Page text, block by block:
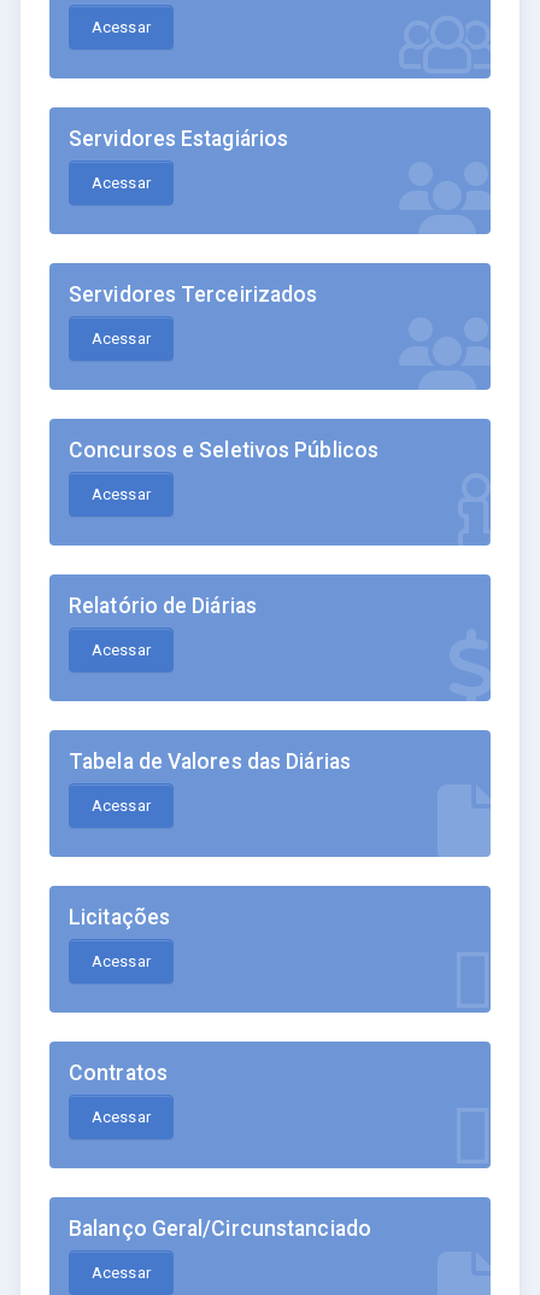
Acessar
Servidores Estagiários
Acessar
Servidores Terceirizados
Acessar
Concursos e Seletivos Públicos
Acessar
Relatório de Diárias
Acessar
Tabela de Valores das Diárias
Acessar
Licitações
Acessar
Contratos
Acessar
Balanço Geral/Circunstanciado
Acessar